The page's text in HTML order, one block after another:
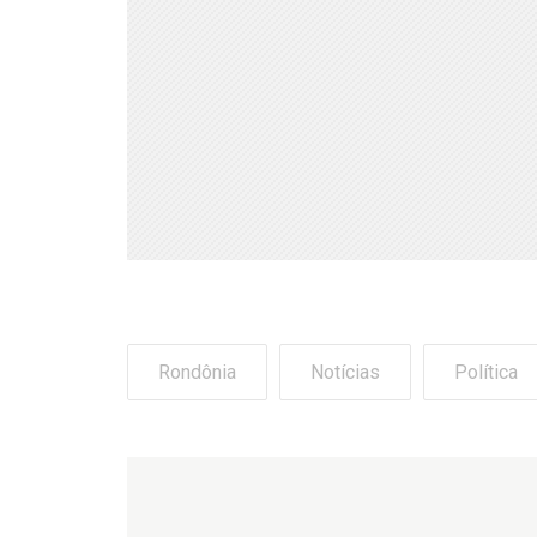
Rondônia Notícias Política